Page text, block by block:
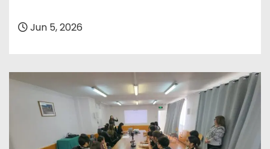
Jun 5, 2026